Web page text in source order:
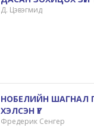
Д. Цэвэгмид
НОБЕЛИЙН ШАГНАЛ
ХЭЛСЭН ҮГ
Фредерик Сенгер